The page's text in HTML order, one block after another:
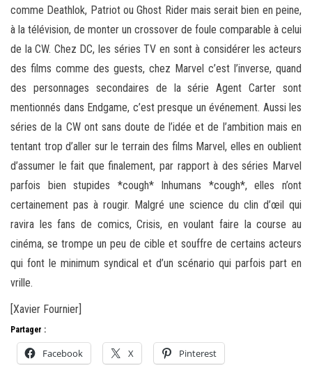
comme Deathlok, Patriot ou Ghost Rider mais serait bien en peine,
à la télévision, de monter un crossover de foule comparable à celui
de la CW. Chez DC, les séries TV en sont à considérer les acteurs
des films comme des guests, chez Marvel c’est l’inverse, quand
des personnages secondaires de la série Agent Carter sont
mentionnés dans Endgame, c’est presque un événement. Aussi les
séries de la CW ont sans doute de l’idée et de l’ambition mais en
tentant trop d’aller sur le terrain des films Marvel, elles en oublient
d’assumer le fait que finalement, par rapport à des séries Marvel
parfois bien stupides *cough* Inhumans *cough*, elles n’ont
certainement pas à rougir. Malgré une science du clin d’œil qui
ravira les fans de comics, Crisis, en voulant faire la course au
cinéma, se trompe un peu de cible et souffre de certains acteurs
qui font le minimum syndical et d’un scénario qui parfois part en
vrille.
[Xavier Fournier]
Partager :
Facebook X Pinterest